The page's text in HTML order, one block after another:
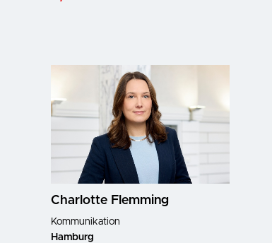
Bild Vergrößern
Charlotte Flemming
Kommunikation
Hamburg